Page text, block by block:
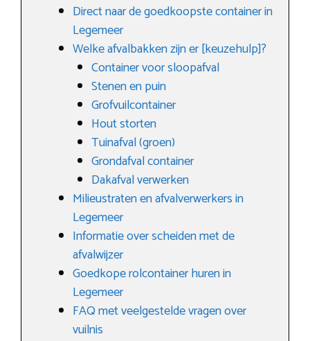
Direct naar de goedkoopste container in
Legemeer
Welke afvalbakken zijn er [keuzehulp]?
Container voor sloopafval
Stenen en puin
Grofvuilcontainer
Hout storten
Tuinafval (groen)
Grondafval container
Dakafval verwerken
Milieustraten en afvalverwerkers in
Legemeer
Informatie over scheiden met de
afvalwijzer
Goedkope rolcontainer huren in
Legemeer
FAQ met veelgestelde vragen over
vuilnis